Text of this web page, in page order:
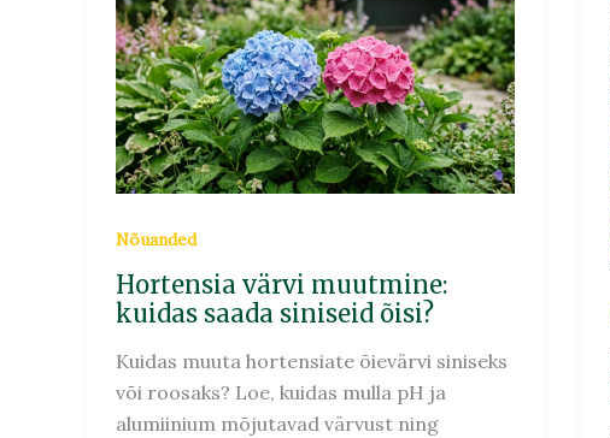
Nõuanded
Hortensia värvi muutmine:
kuidas saada siniseid õisi?
Kuidas muuta hortensiate õievärvi siniseks
või roosaks? Loe, kuidas mulla pH ja
alumiinium mõjutavad värvust ning
värvi
muutmine:
kuidas
saada
siniseid
õisi?